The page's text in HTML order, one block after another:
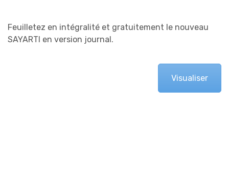
Feuilletez en intégralité et gratuitement le nouveau
SAYARTI en version journal.
Visualiser